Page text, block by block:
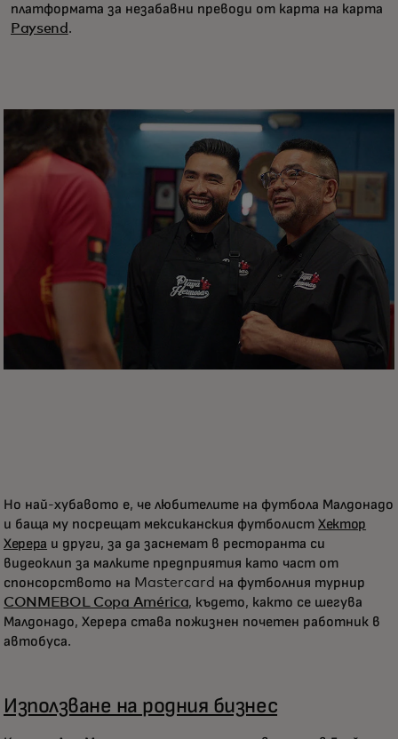
платформата за незабавни преводи от карта на карта
Paysend .
Но най-хубавото е, че любителите на футбола Малдонадо
и баща му посрещат мексиканския футболист Хектор
Херера и други, за да заснемат в ресторанта си
видеоклип за малките предприятия като част от
спонсорството на Mastercard на футболния турнир
CONMEBOL Copa América, където, както се шегува
Малдонадо, Херера става пожизнен почетен работник в
автобуса.
Използване на родния бизнес